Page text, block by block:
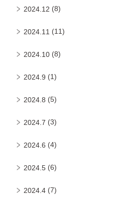
2024.12 (8)
2024.11 (11)
2024.10 (8)
2024.9 (1)
2024.8 (5)
2024.7 (3)
2024.6 (4)
2024.5 (6)
2024.4 (7)